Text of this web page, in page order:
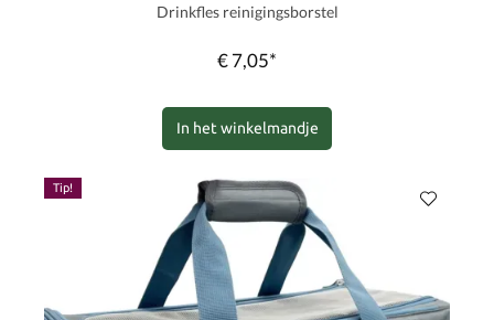
Drinkfles reinigingsborstel
€ 7,05*
In het winkelmandje
Tip!